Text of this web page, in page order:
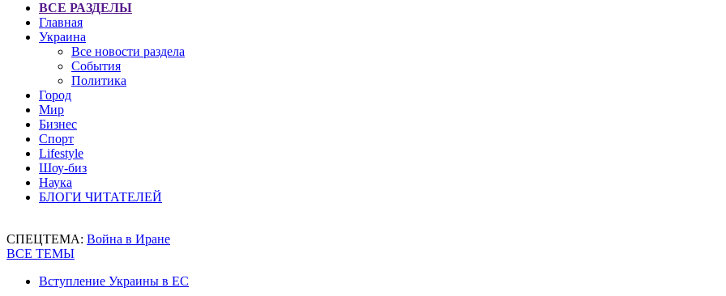
ВСЕ РАЗДЕЛЫ
Главная
Украина
Все новости раздела
События
Политика
Город
Мир
Бизнес
Спорт
Lifestyle
Шоу-биз
Наука
БЛОГИ ЧИТАТЕЛЕЙ
СПЕЦТЕМА: Война в Иране
ВСЕ ТЕМЫ
Вступление Украины в ЕС